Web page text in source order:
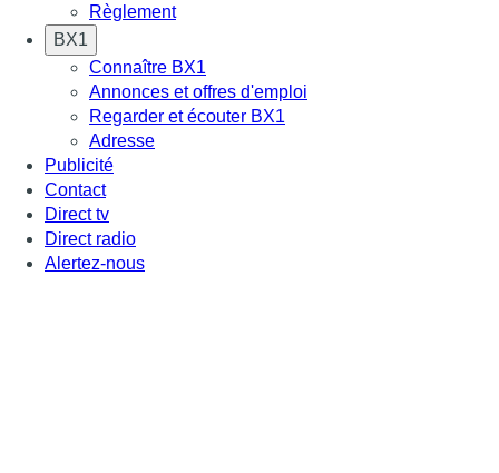
Règlement
BX1
Connaître BX1
Annonces et offres d'emploi
Regarder et écouter BX1
Adresse
Publicité
Contact
Direct tv
Direct radio
Alertez-nous